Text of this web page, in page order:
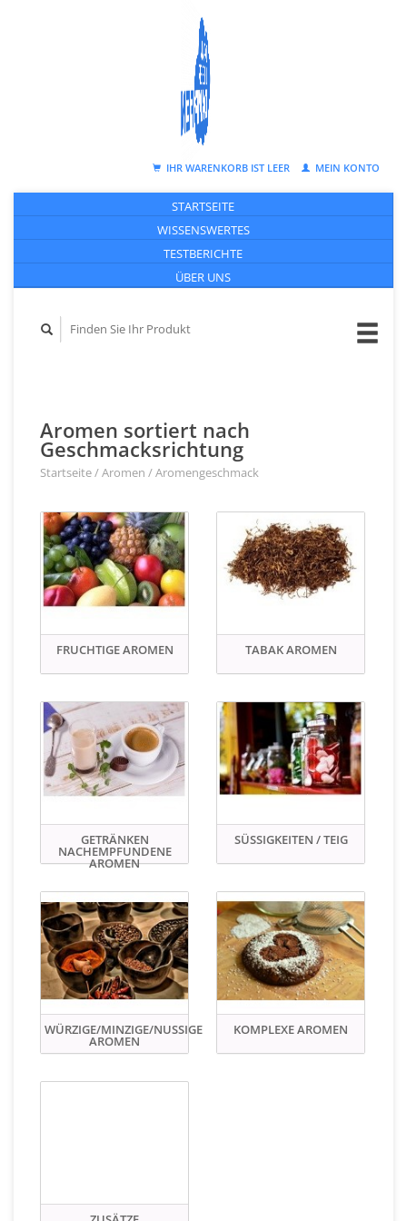
IHR WARENKORB IST LEER MEIN KONTO
STARTSEITE
WISSENSWERTES
TESTBERICHTE
ÜBER UNS
Aromen sortiert nach
Geschmacksrichtung
Startseite/Aromen /Aromengeschmack
FRUCHTIGE AROMEN TABAK AROMEN
GETRÄNKEN
NACHEMPFUNDENE
AROMEN
SÜSSIGKEITEN / TEIG
WÜRZIGE/MINZIGE/NUSSIGE
AROMEN
KOMPLEXE AROMEN